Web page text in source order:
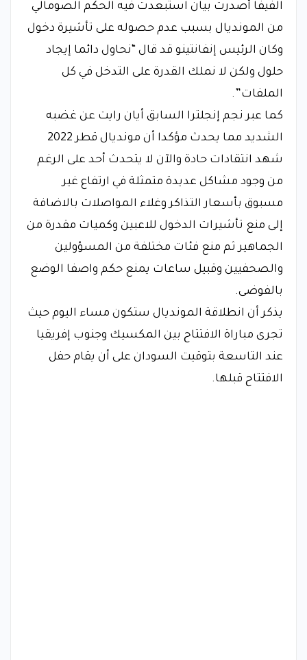
الفيفا أصدرت بيان استبعدت فيه الحكم الصومالي
من المونديال بسبب عدم حصوله على تأشيرة دخول
وكان الرئيس إنفانتينو قد قال “نحاول دائما إيجاد
حلول ولكن لا نملك القدرة على التدخل في كل
الملفات”.
كما عبر نجم إنجلترا السابق أيان رايت عن غضبه
الشديد مما يحدث مؤكدا أن مونديال قطر 2022
شهد انتقادات حادة والآن لا يتحدث أحد على الرغم
من وجود مشاكل عديدة متمثلة في ارتفاع غير
مسبوق بأسعار التذاكر وغلاء المواصلات بالاضافة
إلى منع تأشيرات الدخول للاعبين وكميات مقدرة من
الجماهير ثم منع فئات مختلفة من المسؤولين
والصحفيين وقبيل ساعات يمنع حكم واصفا الوضع
بالفوضى.
يذكر أن انطلاقة المونديال ستكون مساء اليوم حيث
تجرى مباراة الافتتاح بين المكسيك وجنوب إفريقيا
عند التاسعة بتوقيت السودان على أن يقام حفل
الافتتاح قبلها.